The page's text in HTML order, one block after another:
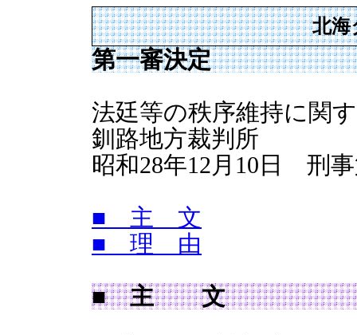
北海
第一審決定
法廷等の秩序維持に関
釧路地方裁判所
昭和28年12月10日 刑
■ 主 文
■ 理 由
■ 主 文